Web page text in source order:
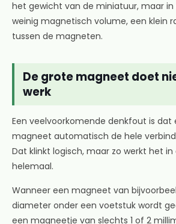
het gewicht van de miniatuur, maar
weinig magnetisch volume, een klein
tussen de magneten.
De grote magneet doet
werk
Een veelvoorkomende denkfout is dat
magneet automatisch de hele
Dat klinkt logisch, maar zo werkt het
helemaal.
Wanneer een magneet van
diameter onder een voetstuk wordt
een magneetje van slechts 1 of 2